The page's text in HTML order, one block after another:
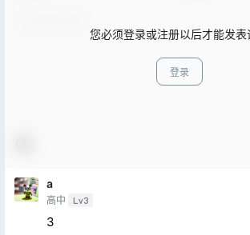
您必须登录或注册以后才能发表
登录
a
高中 Lv3
3